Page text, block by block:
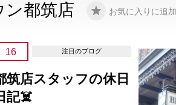
ン都筑店 お気に入りに追加
16 注目のブログ
筑店スタッフの休日
記☠️